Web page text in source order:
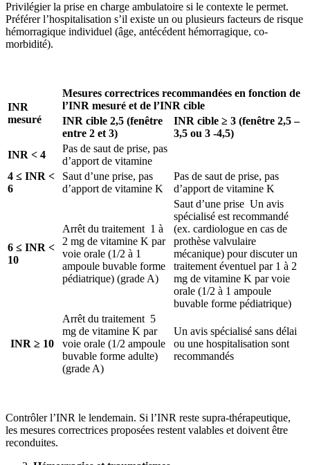
Privilégier la prise en charge ambulatoire si le contexte le permet.
Préférer l’hospitalisation s’il existe un ou plusieurs facteurs de risque
hémorragique individuel (âge, antécédent hémorragique, co-
morbidité).
INR
mesuré
Mesures correctrices recommandées en fonction de
l’INR mesuré et de l’INR cible
INR cible 2,5 (fenêtre
entre 2 et 3)
INR cible ≥ 3 (fenêtre 2,5 –
3,5 ou 3 -4,5)
INR < 4
Pas de saut de prise, pas
d’apport de vitamine
4 ≤ INR <
6
Saut d’une prise, pas
d’apport de vitamine K
Pas de saut de prise, pas
d’apport de vitamine K
6 ≤ INR <
10
Arrêt du traitement 1 à
2 mg de vitamine K par
voie orale (1/2 à 1
ampoule buvable forme
pédiatrique) (grade A)
Saut d’une prise Un avis
spécialisé est recommandé
(ex. cardiologue en cas de
prothèse valvulaire
mécanique) pour discuter un
traitement éventuel par 1 à 2
mg de vitamine K par voie
orale (1/2 à 1 ampoule
buvable forme pédiatrique)
INR ≥ 10
Arrêt du traitement 5
mg de vitamine K par
voie orale (1/2 ampoule
buvable forme adulte)
(grade A)
Un avis spécialisé sans délai
ou une hospitalisation sont
recommandés
Contrôler l’INR le lendemain. Si l’INR reste supra-thérapeutique,
les mesures correctrices proposées restent valables et doivent être
reconduites.